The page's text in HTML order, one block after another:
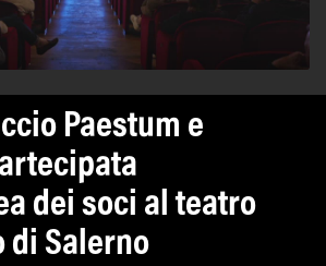
Paestum e
dei soci al teatro
di Salerno